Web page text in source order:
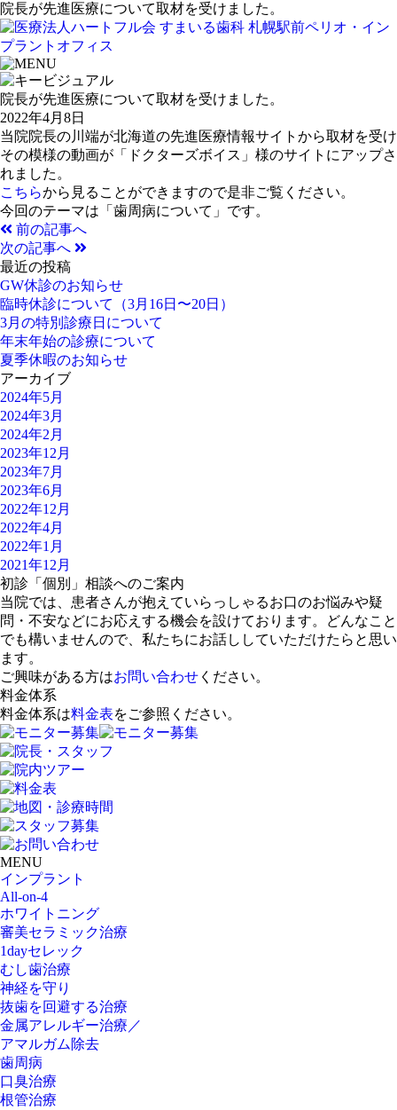
院長が先進医療について取材を受けました。
院長が先進医療について取材を受けました。
2022年4月8日
当院院長の川端が北海道の先進医療情報サイトから取材を受け
その模様の動画が「ドクターズボイス」様のサイトにアップさ
れました。
こちらから見ることができますので是非ご覧ください。
今回のテーマは「歯周病について」です。
前の記事へ
次の記事へ
最近の投稿
GW休診のお知らせ
臨時休診について（3月16日〜20日）
3月の特別診療日について
年末年始の診療について
夏季休暇のお知らせ
アーカイブ
2024年5月
2024年3月
2024年2月
2023年12月
2023年7月
2023年6月
2022年12月
2022年4月
2022年1月
2021年12月
初診「個別」相談へのご案内
当院では、患者さんが抱えていらっしゃるお口のお悩みや疑
問・不安などにお応えする機会を設けております。どんなこと
でも構いませんので、私たちにお話ししていただけたらと思い
ます。
ご興味がある方はお問い合わせ ください。
料金体系
料金体系は料金表をご参照ください。
MENU
インプラント
All-on-4
ホワイトニング
審美セラミック治療
1dayセレック
むし歯治療
神経を守り
抜歯を回避する治療
金属アレルギー治療／
アマルガム除去
歯周病
口臭治療
根管治療